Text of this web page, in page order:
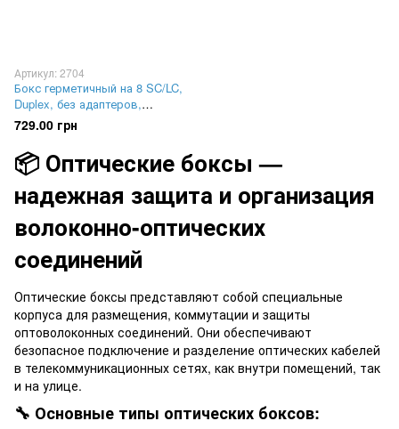
Артикул: 2704
Бокс герметичный на 8 SC/LC,
Duplex, без адаптеров,
electronical LW-GFS23-2/08
729.00 грн
📦 Оптические боксы —
надежная защита и организация
волоконно-оптических
соединений
Оптические боксы представляют собой специальные
корпуса для размещения, коммутации и защиты
оптоволоконных соединений. Они обеспечивают
безопасное подключение и разделение оптических кабелей
в телекоммуникационных сетях, как внутри помещений, так
и на улице.
🔧 Основные типы оптических боксов: